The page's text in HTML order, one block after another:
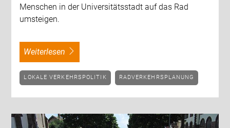
Menschen in der Universitätsstadt auf das Rad
umsteigen.
weiterlesen
LOKALE VERKEHRSPOLITIK RADVERKEHRSPLANUNG